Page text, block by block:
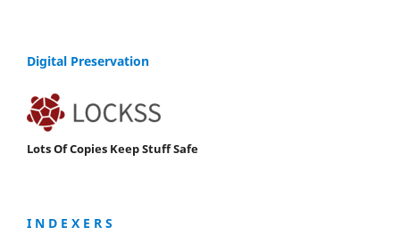
Digital Preservation
Lots Of Copies Keep Stuff Safe
I N D E X E R S